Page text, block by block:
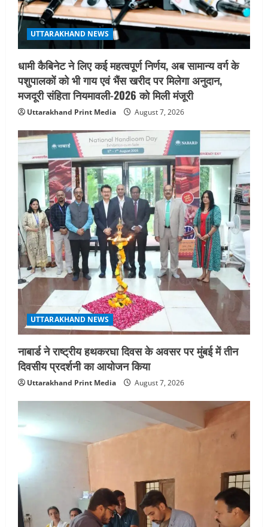
5
UTTARAKHAND NEWS
मिस उत्तराखंड 2026 के सब-कॉन्टेस्ट ‘मिस
ब्यूटीफुल आइज़’ एवं ‘मिस ब्यूटीफुल हेयर’ का
आयोजन
August 5, 2026
UTTARAKHAND NEWS
धामी कैबिनेट ने लिए कई महत्वपूर्ण निर्णय, अब सामान्य वर्ग के
पशुपालकों को भी गाय एवं भैंस खरीद पर मिलेगा अनुदान,
मजदूरी संहिता नियमावली-2026 को मिली मंजूरी
Uttarakhand Print Media August 7, 2026
UTTARAKHAND NEWS
नाबार्ड ने राष्ट्रीय हथकरघा दिवस के अवसर पर मुंबई में तीन
दिवसीय प्रदर्शनी का आयोजन किया
Uttarakhand Print Media August 7, 2026